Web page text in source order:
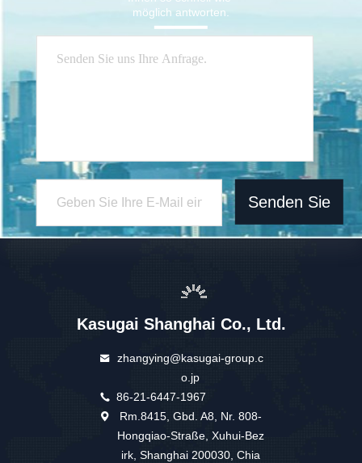
möglich antworten.
Senden Sie
Kasugai Shanghai Co., Ltd.
zhangying@kasugai-group.c
o.jp
86-21-6447-1967
Rm.8415, Gbd. A8, Nr. 808-
Hongqiao-Straße, Xuhui-Bez
irk, Shanghai 200030, Chia